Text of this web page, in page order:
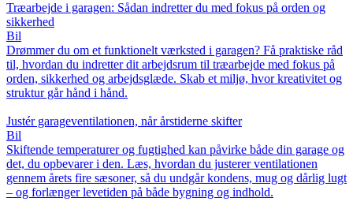
Træarbejde i garagen: Sådan indretter du med fokus på orden og
sikkerhed
Bil
Drømmer du om et funktionelt værksted i garagen? Få praktiske råd
til, hvordan du indretter dit arbejdsrum til træarbejde med fokus på
orden, sikkerhed og arbejdsglæde. Skab et miljø, hvor kreativitet og
struktur går hånd i hånd.
Justér garageventilationen, når årstiderne skifter
Bil
Skiftende temperaturer og fugtighed kan påvirke både din garage og
det, du opbevarer i den. Læs, hvordan du justerer ventilationen
gennem årets fire sæsoner, så du undgår kondens, mug og dårlig lugt
– og forlænger levetiden på både bygning og indhold.